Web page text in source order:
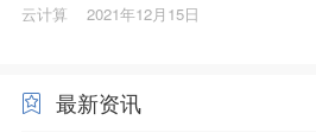
云计算 2021年12月15日
最新资讯